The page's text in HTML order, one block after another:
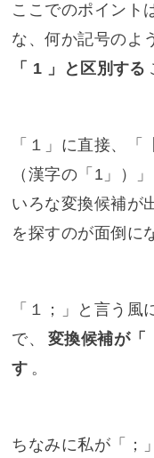
ここでのポイント
な、何か記号のよ
「 1 」と区別する
「１」に直接、
（漢字の「1」）
いろな変換候補が
を探すのが面倒に
「１；」と言う風
で、
変換候補が「
す 。
ちなみに私が「；